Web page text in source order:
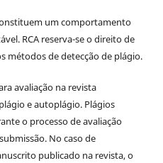
um comportamento
RCA reserva-se o direito de
métodos de detecção de plágio.
avaliação na revista
e autoplágio. Plágios
o processo de avaliação
No caso de
publicado na revista, o